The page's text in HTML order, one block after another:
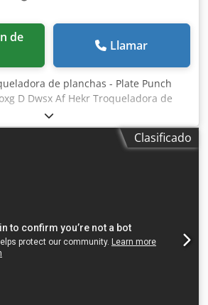
Llamar
de planchas - Plate Punch
D Dwsx Af Hekr Troqueladora de
Bacher 2048 Número de serie 277
para Heidelberg SM74, SORM
SM74, SORM Inspección por
- MS Zoom - Telegram En stock
- Disponible de inmediato - Se
Clasificado